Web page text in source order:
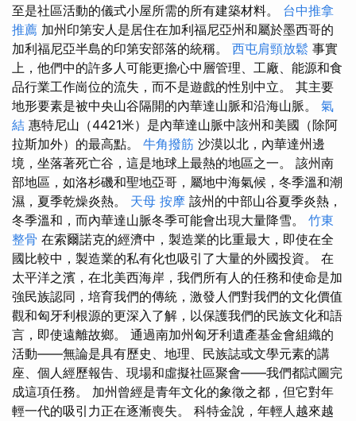
至是社區活動的儀式小屋所需的所有建築材料。 台中推拿
推薦 加州印第安人是居住在加利福尼亞州和屬於墨西哥的
加利福尼亞半島的印第安部落的統稱。 西屯肩頸放鬆 事實
上，他們中的許多人可能更擔心中層管理、工廠、能源和食
品行業工作崗位的流失，而不是遊戲的性別中立。 其主要
地形要素是被中央山谷隔開的內華達山脈和沿海山脈。 氣
結 惠特尼山（4421米）是內華達山脈中該州和美國（除阿
拉斯加外）的最高點。 牛角撥筋 沙漠以北，內華達州邊
境，坐落著死亡谷，這是地球上最熱的地區之一。 該州南
部地區，如洛杉磯和聖地亞哥，屬地中海氣候，冬季溫和潮
濕，夏季乾燥炎熱。 天母 按摩 該州的中部山谷夏季炎熱，
冬季溫和，而內華達山脈冬季可能會出現大量降雪。 竹東
整骨 在索爾諾克的經濟中，製造業的比重最大，即使在全
國比較中，製造業的私有化也吸引了大量的外國投資。 在
太平洋之濱，在北美西海岸，我們所有人的任務和使命是加
強民族認同，培育我們的傳統，激發人們對我們的文化價值
觀和匈牙利根源的更深入了解，以保護我們的民族文化和語
言，即使遠離故鄉。 通過南加州匈牙利遺產基金會組織的
活動——無論是具有歷史、地理、民族誌或文學元素的講
座、個人經歷報告、現場和虛擬社區聚會——我們都試圖完
成這項任務。 加州曾經是青年文化的象徵之都，但它對年
輕一代的吸引力正在逐漸喪失。 科特金說，年輕人越來越